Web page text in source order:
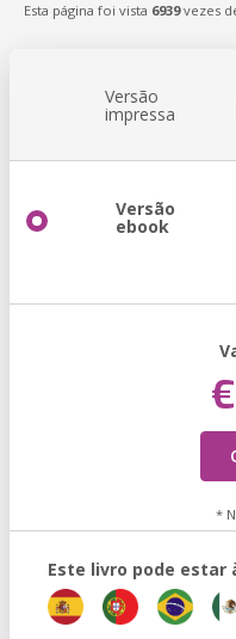
Esta página foi vista 6939vezes
Versão
impressa
Versão
ebook
*
Este livro pode estar